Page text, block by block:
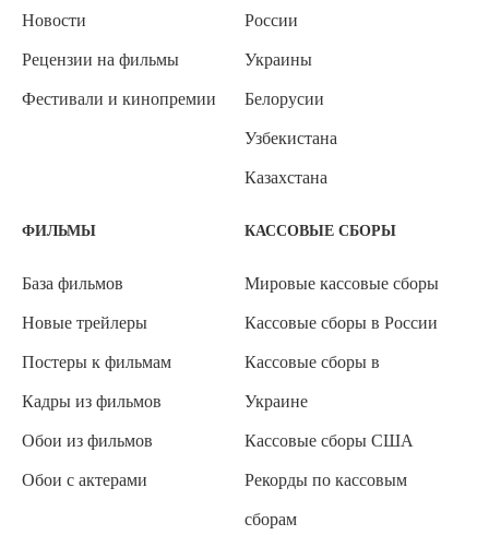
Новости
Рецензии на фильмы
Фестивали и кинопремии
России
Украины
Белорусии
Узбекистана
Казахстана
ФИЛЬМЫ
База фильмов
Новые трейлеры
Постеры к фильмам
Кадры из фильмов
Обои из фильмов
Обои с актерами
КАССОВЫЕ СБОРЫ
Мировые кассовые сборы
Кассовые сборы в России
Кассовые сборы в
Украине
Кассовые сборы США
Рекорды по кассовым
сборам